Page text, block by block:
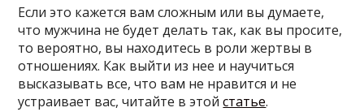
Если это кажется вам сложным или вы думаете,
что мужчина не будет делать так, как вы просите,
то вероятно, вы находитесь в роли жертвы в
отношениях. Как выйти из нее и научиться
высказывать все, что вам не нравится и не
устраивает вас, читайте в этойстатье.